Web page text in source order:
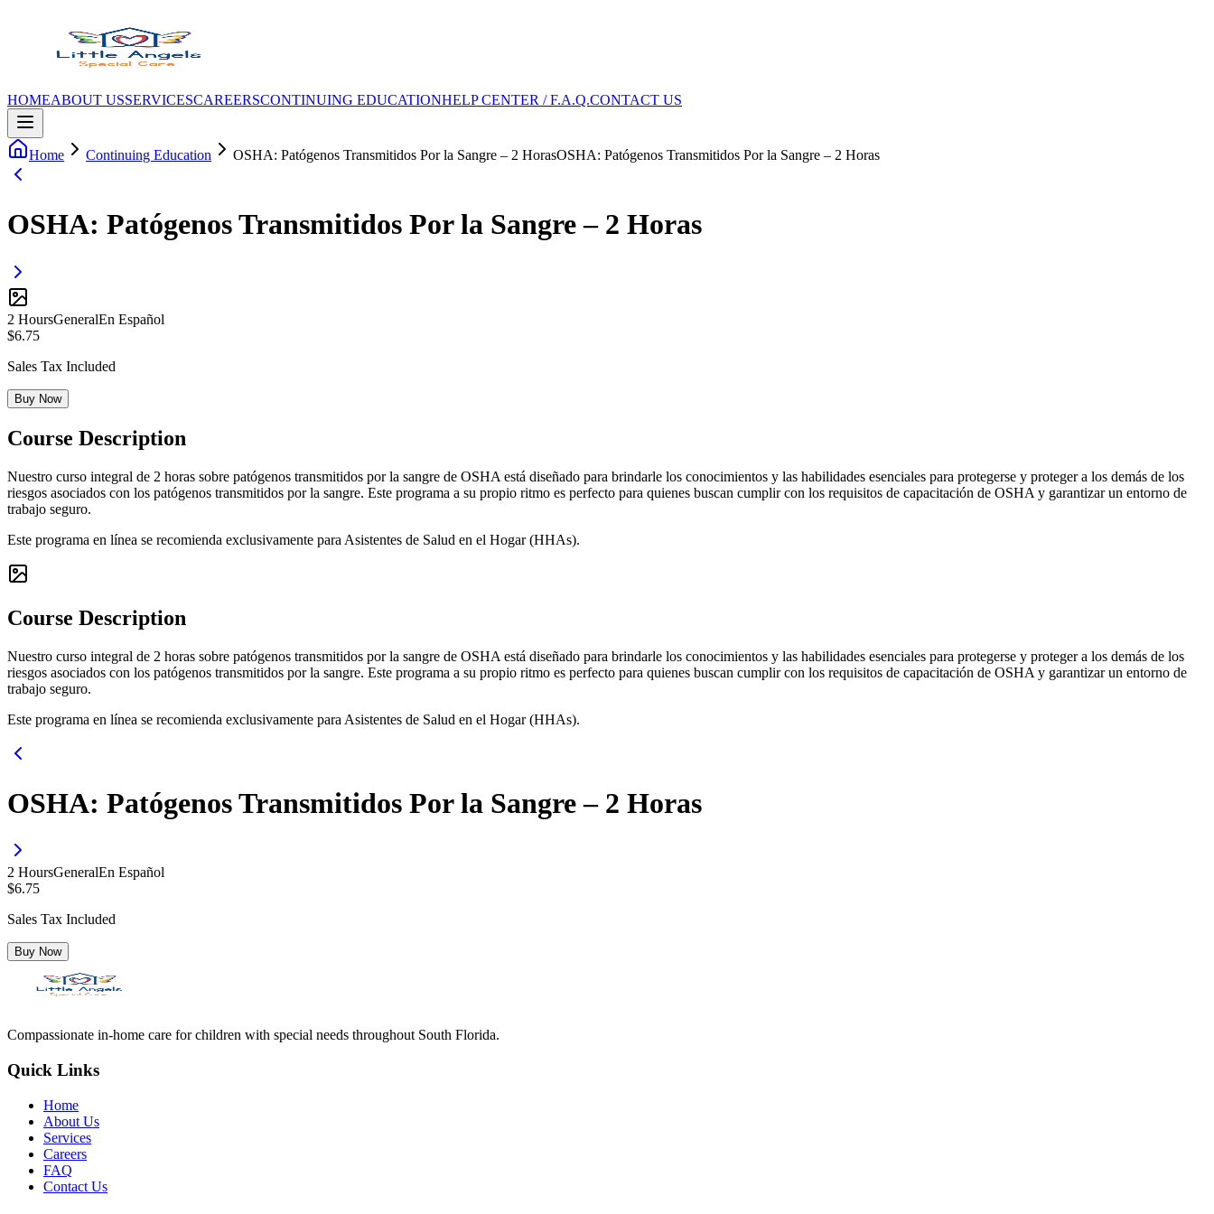
HOMEABOUT USSERVICESCAREERSCONTINUING EDUCATIONHELP CENTER / F.A.Q.CONTACT US
Home Continuing Education OSHA: Patógenos Transmitidos Por la Sangre – 2 HorasOSHA: Patógenos Transmitidos Por la Sangre – 2 Horas
OSHA: Patógenos Transmitidos Por la Sangre – 2 Horas
2 HoursGeneralEn Español
$6.75
Sales Tax Included
Buy Now
Course Description
Nuestro curso integral de 2 horas sobre patógenos transmitidos por la sangre de OSHA está diseñado para brindarle los conocimientos y las habilidades esenciales para protegerse y proteger a los demás de los
riesgos asociados con los patógenos transmitidos por la sangre. Este programa a su propio ritmo es perfecto para quienes buscan cumplir con los requisitos de capacitación de OSHA y garantizar un entorno de
trabajo seguro.
Este programa en línea se recomienda exclusivamente para Asistentes de Salud en el Hogar (HHAs).
Course Description
Nuestro curso integral de 2 horas sobre patógenos transmitidos por la sangre de OSHA está diseñado para brindarle los conocimientos y las habilidades esenciales para protegerse y proteger a los demás de los
riesgos asociados con los patógenos transmitidos por la sangre. Este programa a su propio ritmo es perfecto para quienes buscan cumplir con los requisitos de capacitación de OSHA y garantizar un entorno de
trabajo seguro.
Este programa en línea se recomienda exclusivamente para Asistentes de Salud en el Hogar (HHAs).
OSHA: Patógenos Transmitidos Por la Sangre – 2 Horas
2 HoursGeneralEn Español
$6.75
Sales Tax Included
Buy Now
Compassionate in-home care for children with special needs throughout South Florida.
Quick Links
Home
About Us
Services
Careers
FAQ
Contact Us